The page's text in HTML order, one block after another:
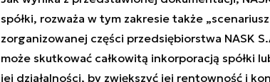
spółki, rozważa w tym zakresie także
zorganizowanej części przedsiębiorstwa NASK
może skutkować całkowitą inkorporacją spółki
jej działalności, by zwiększyć jej rentowność i